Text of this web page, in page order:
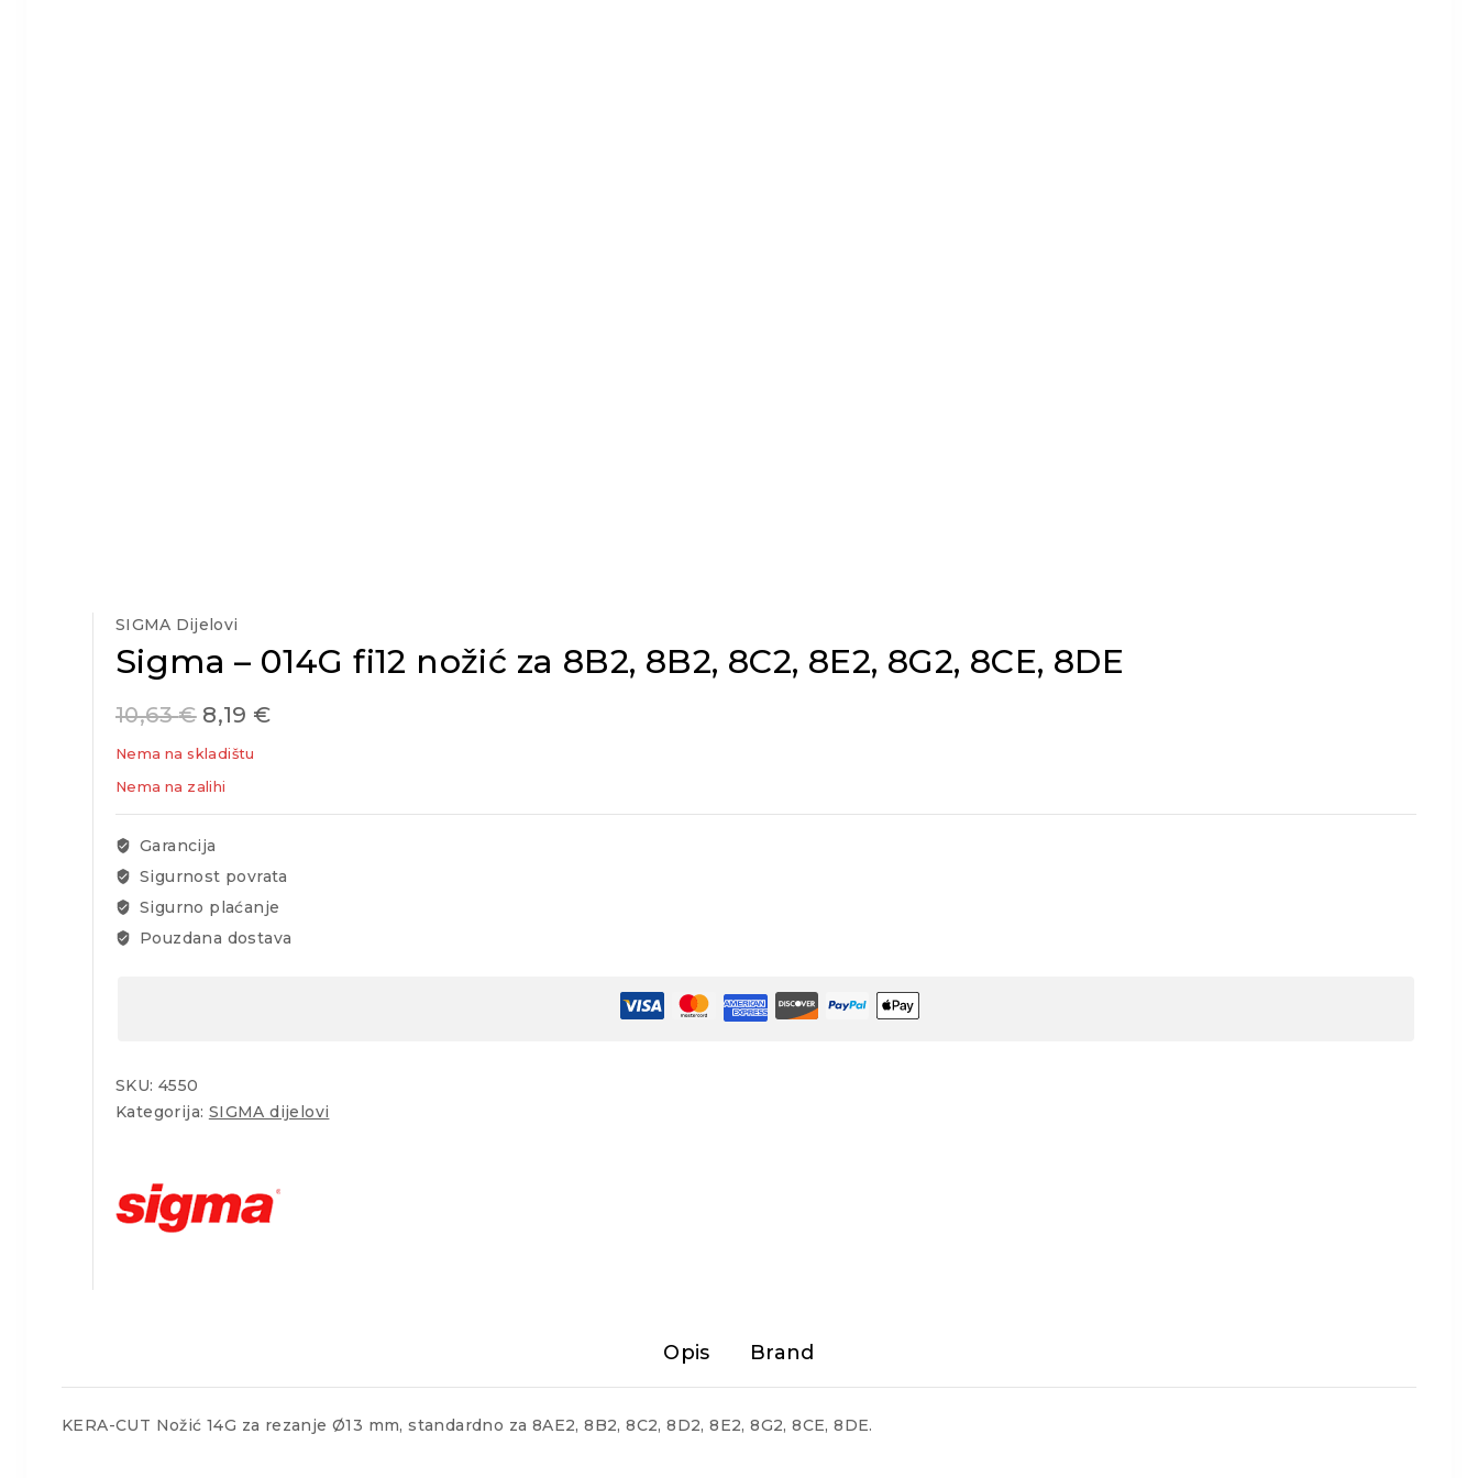
SIGMA Dijelovi
Sigma – 014G fi12 nožić za 8B2, 8B2, 8C2, 8E2, 8G2, 8CE, 8DE
10,63€ 8,19 €
Nema na skladištu
Nema na zalihi
Garancija
Sigurnost povrata
Sigurno plaćanje
Pouzdana dostava
SKU: 4550
Kategorija: SIGMA dijelovi
Opis Brand
KERA-CUT Nožić 14G za rezanje Ø13 mm, standardno za 8AE2, 8B2, 8C2, 8D2, 8E2, 8G2, 8CE, 8DE.